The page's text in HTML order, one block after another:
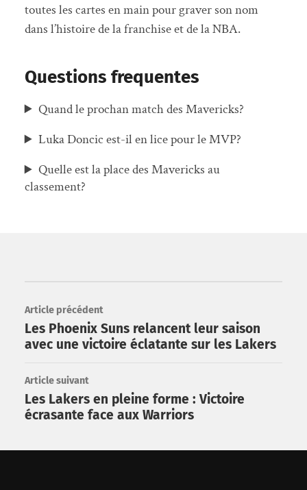
toutes les cartes en main pour graver son nom
dans l’histoire de la franchise et de la NBA.
Questions frequentes
Quand le prochan match des Mavericks?
Luka Doncic est-il en lice pour le MVP?
Quelle est la place des Mavericks au
classement?
Article précédent
Les Phoenix Suns relancent leur saison
avec une victoire éclatante sur les Lakers
Article suivant
Les Lakers en pleine forme : Victoire
écrasante face aux Warriors